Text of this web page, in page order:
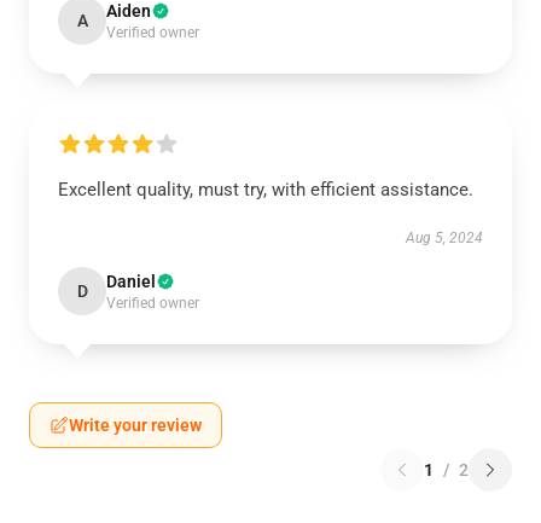
A Aiden
Verified owner
Excellent quality, must try, with efficient assistance.
Aug 5, 2024
D Daniel
Verified owner
Write your review
1 / 2